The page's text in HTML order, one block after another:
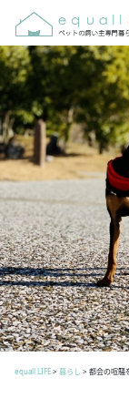
equall LIFE> 暮らし > 都会の喧騒